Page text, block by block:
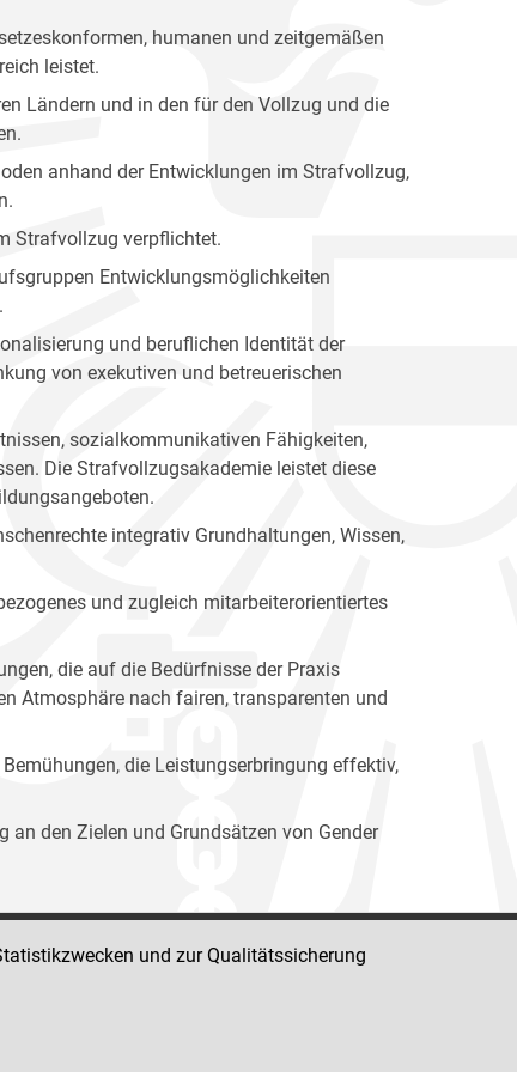
humanen und zeitgemäßen
leistet.
Ländern und in den für den Vollzug und die
anhand der Entwicklungen im Strafvollzug,
Strafvollzug verpflichtet.
Entwicklungsmöglichkeiten
und beruflichen Identität der
von exekutiven und betreuerischen
sozialkommunikativen Fähigkeiten,
Die Strafvollzugsakademie leistet diese
integrativ Grundhaltungen, Wissen,
und zugleich mitarbeiterorientiertes
die auf die Bedürfnisse der Praxis
Atmosphäre nach fairen, transparenten und
die Leistungserbringung effektiv,
den Zielen und Grundsätzen von Gender
und zur Qualitätssicherung